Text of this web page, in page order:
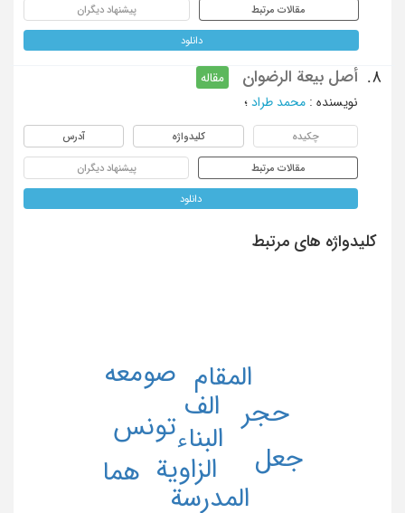
مقالات مرتبط پیشنهاد دیگران
دانلود
8. أصل بیعة الرضوان
مقاله
نویسنده : محمد طراد ؛
چکیده کلیدواژه آدرس
مقالات مرتبط پیشنهاد دیگران
دانلود
کلیدواژه های مرتبط
البناء
الزاویة
الف
المدرسة
المقام
تونس
جعل
حجر
صومعه
هما